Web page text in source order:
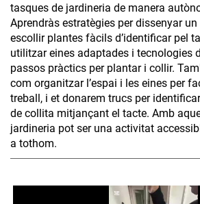
tasques de jardineria de manera
Aprendràs estratègies per dissenyar
escollir plantes fàcils d’identificar pel
utilitzar eines adaptades i tecnologies
passos pràctics per plantar i collir.
com organitzar l’espai i les eines per
treball, i et donarem trucs per
de collita mitjançant el tacte. Amb
jardineria pot ser una activitat
a tothom.